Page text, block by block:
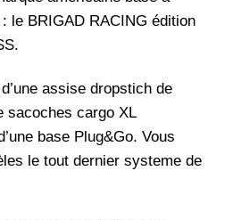
le BRIGAD RACING édition
assise dropstich de
sacoches cargo XL
base Plug&Go. Vous
le tout dernier systeme de